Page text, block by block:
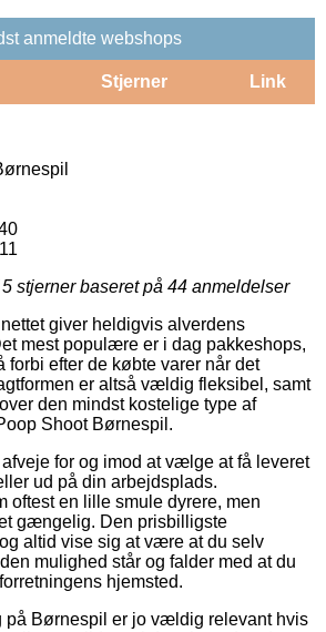
anmeldte webshops
Stjerner Link
stjerner baseret på 44 anmeldelser
giver heldigvis alverdens
mest populære er i dag pakkeshops,
forbi efter de købte varer når det
er altså vældig fleksibel, samt
den mindst kostelige type af
Shoot Børnespil.
for og imod at vælge at få leveret
ud på din arbejdsplads.
oftest en lille smule dyrere, men
gængelig. Den prisbilligste
altid vise sig at være at du selv
mulighed står og falder med at du
hjemsted.
på Børnespil er jo vældig relevant hvis